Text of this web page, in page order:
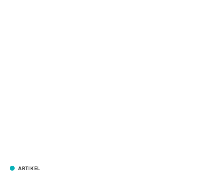
ARTIKEL